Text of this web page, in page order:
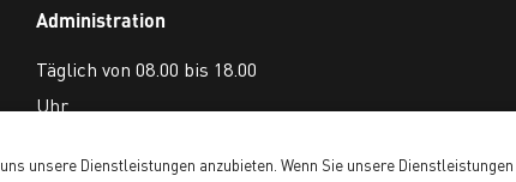
Administration
Täglich von 08.00 bis 18.00
Uhr
unsere Dienstleistungen anzubieten. Wenn Sie unsere